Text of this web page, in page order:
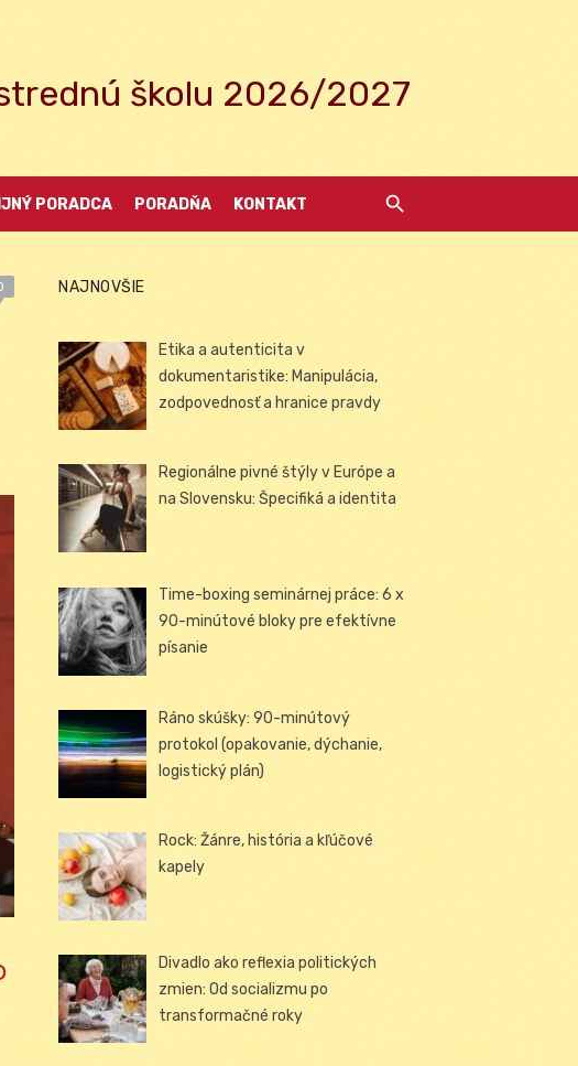
školu 2026/2027
PORADCA PORADŇA KONTAKT
NAJNOVŠIE
Etika a autenticita v
dokumentaristike: Manipulácia,
zodpovednosť a hranice pravdy
Regionálne pivné štýly v Európe a
na Slovensku: Špecifiká a identita
Time-boxing seminárnej práce: 6 x
90-minútové bloky pre efektívne
písanie
Ráno skúšky: 90-minútový
protokol (opakovanie, dýchanie,
logistický plán)
Rock: Žánre, história a kľúčové
kapely
Divadlo ako reflexia politických
zmien: Od socializmu po
transformačné roky